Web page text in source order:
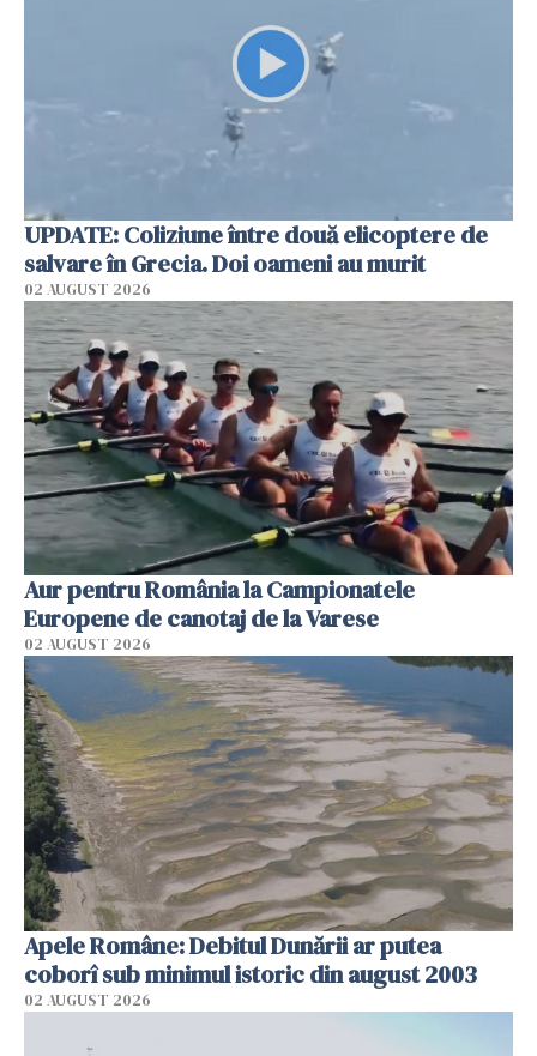
UPDATE: Coliziune între două elicoptere de
salvare în Grecia. Doi oameni au murit
02 AUGUST 2026
Aur pentru România la Campionatele
Europene de canotaj de la Varese
02 AUGUST 2026
Apele Române: Debitul Dunării ar putea
coborî sub minimul istoric din august 2003
02 AUGUST 2026